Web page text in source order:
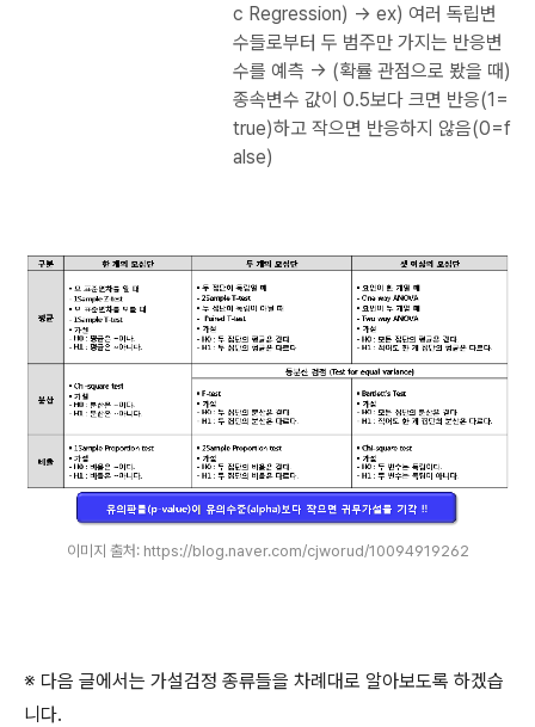
c Regression) → ex) 여러 독립변
수들로부터 두 범주만 가지는 반응변
수를 예측 → (확률 관점으로 봤을 때)
종속변수 값이 0.5보다 크면 반응(1=
true)하고 작으면 반응하지 않음(0=f
alse)
이미지 출처: https://blog.naver.com/cjworud/10094919262
※ 다음 글에서는 가설검정 종류들을 차례대로 알아보도록 하겠습
니다.